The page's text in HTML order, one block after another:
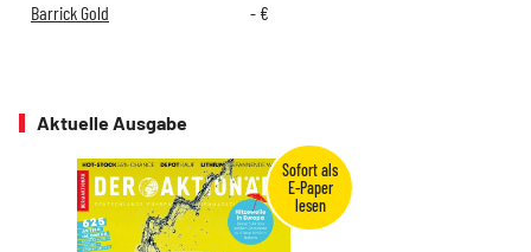
Barrick Gold - €
Aktuelle Ausgabe